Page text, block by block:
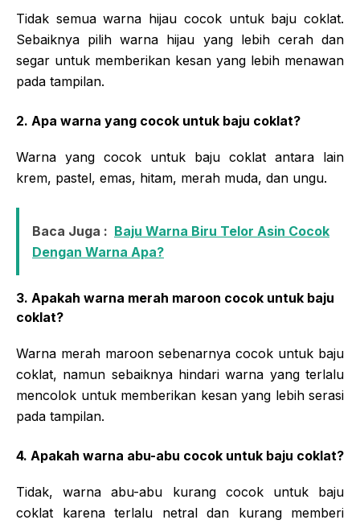
Tidak semua warna hijau cocok untuk baju coklat.
Sebaiknya pilih warna hijau yang lebih cerah dan
segar untuk memberikan kesan yang lebih menawan
pada tampilan.
2. Apa warna yang cocok untuk baju coklat?
Warna yang cocok untuk baju coklat antara lain
krem, pastel, emas, hitam, merah muda, dan ungu.
Baca Juga : Baju Warna Biru Telor Asin Cocok
Dengan Warna Apa?
3. Apakah warna merah maroon cocok untuk baju
coklat?
Warna merah maroon sebenarnya cocok untuk baju
coklat, namun sebaiknya hindari warna yang terlalu
mencolok untuk memberikan kesan yang lebih serasi
pada tampilan.
4. Apakah warna abu-abu cocok untuk baju coklat?
Tidak, warna abu-abu kurang cocok untuk baju
coklat karena terlalu netral dan kurang memberi